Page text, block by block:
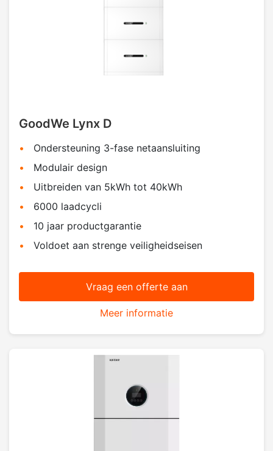
GoodWe Lynx D
Ondersteuning 3-fase netaansluiting
Modulair design
Uitbreiden van 5kWh tot 40kWh
6000 laadcycli
10 jaar productgarantie
Voldoet aan strenge veiligheidseisen
Vraag een offerte aan
Meer informatie